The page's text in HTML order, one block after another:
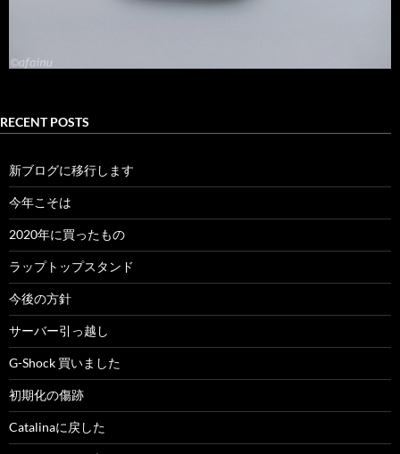
RECENT POSTS
新ブログに移行します
今年こそは
2020年に買ったもの
ラップトップスタンド
今後の方針
サーバー引っ越し
G-Shock 買いました
初期化の傷跡
Catalinaに戻した